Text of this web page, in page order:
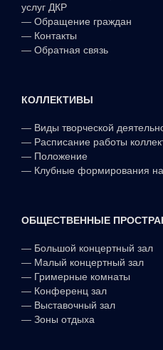
услуг ДКР
— Обращение граждан
— Контакты
— Обратная связь
КОЛЛЕКТИВЫ
— Виды творческой
— Расписание работы
— Положение
— Клубные формирования
ОБЩЕСТВЕННЫЕ
— Большой концертный зал
— Малый концертный зал
— Гримерные комнаты
— Конференц зал
— Выставочный зал
— Зоны отдыха